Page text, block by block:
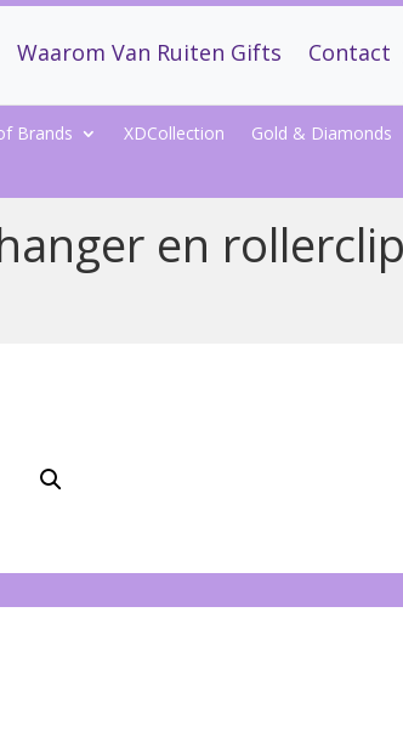
Waarom Van Ruiten Gifts Contact
Brands XDCollection Gold & Diamonds
en rollerclip